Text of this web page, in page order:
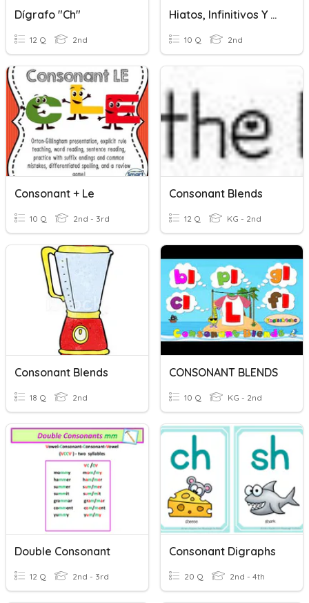
Dígrafo "ch"
12 Q 2nd
Hiatos, Infinitivos Y Dígrafos Review
10 Q 2nd
Consonant + Le
10 Q 2nd - 3rd
Consonant Blends
12 Q KG - 2nd
Consonant Blends
18 Q 2nd
CONSONANT BLENDS
10 Q KG - 2nd
Double Consonant
12 Q 2nd - 3rd
Consonant Digraphs
20 Q 2nd - 4th